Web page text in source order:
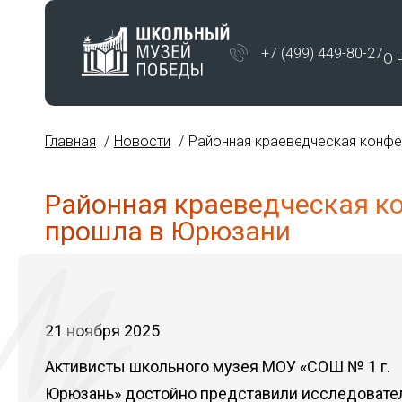
О
+7 (499) 449-80-27
Главная Новости Районная краеведческая
Районная краеведческая
прошла в Юрюзани
21 ноября 2025
Активисты школьного музея МОУ «СОШ № 1 г.
Юрюзань» достойно представили